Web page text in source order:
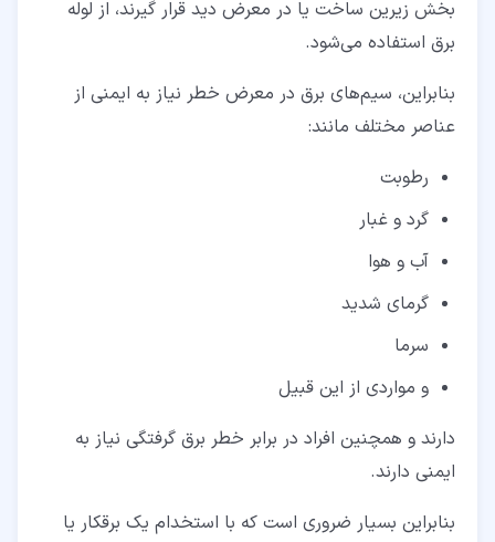
بخش زیرین ساخت یا در معرض دید قرار گیرند، از لوله
برق استفاده می‌شود.
بنابراین، سیم‌های برق در معرض خطر نیاز به ایمنی از
عناصر مختلف مانند:
رطوبت
گرد و غبار
آب و هوا
گرمای شدید
سرما
و مواردی از این قبیل
دارند و همچنین افراد در برابر خطر برق گرفتگی نیاز به
ایمنی دارند.
بنابراین بسیار ضروری است که با استخدام یک برقکار یا